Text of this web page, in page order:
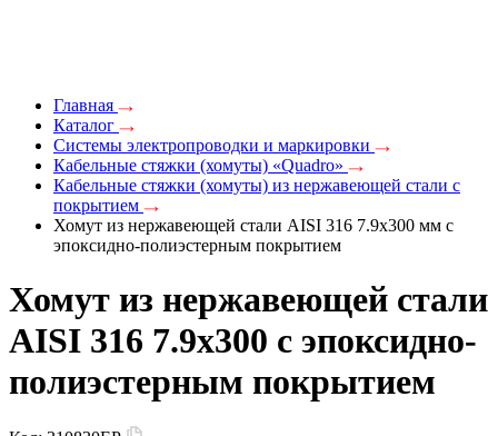
Главная
Каталог
Системы электропроводки и маркировки
Кабельные стяжки (хомуты) «Quadro»
Кабельные стяжки (хомуты) из нержавеющей стали с
покрытием
Хомут из нержавеющей стали AISI 316 7.9x300 мм с
эпоксидно-полиэстерным покрытием
Хомут из нержавеющей стали
AISI 316 7.9x300 с эпоксидно-
полиэстерным покрытием